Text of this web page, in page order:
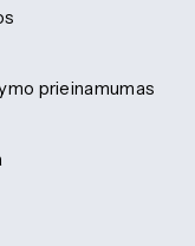
prieinamumas